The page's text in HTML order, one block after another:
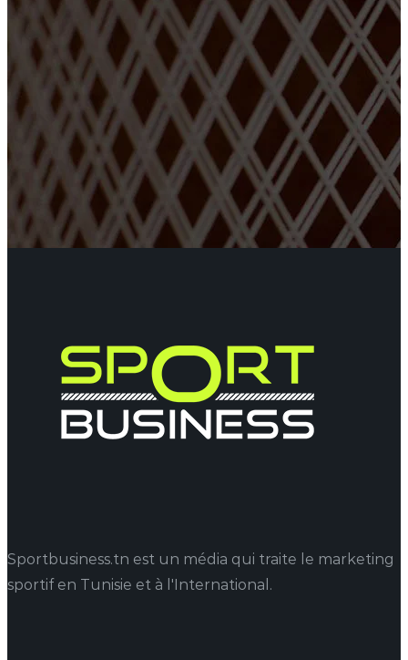
Sportbusiness.tn est un média qui traite le marketing
sportif en Tunisie et à l'International.